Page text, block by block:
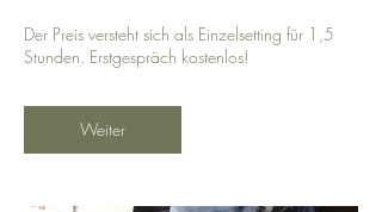
Der Preis versteht sich als Einzelsetting für 1,5
Stunden. Erstgespräch kostenlos!
Weiter